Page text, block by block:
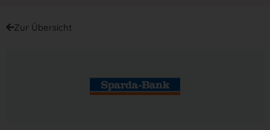
Zur Übersicht